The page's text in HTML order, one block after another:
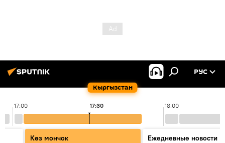
Кыргызстан
РУС
17:00 18:00
17:30
Көз мончок
Ежедневные новости